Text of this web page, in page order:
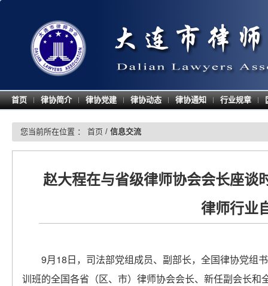
首页 | 律协简介 | 律协党建 | 律协动态 | 律协通知 | 行业规章 |
您当前所在位置 ： 首页 / 信息交流
赵大程在与省级律师协会会长座谈
律师行业
9月18日，司法部党组成员、副部长，全国律协党组
训班的全国各省（区、市）律师协会会长、新任副会长